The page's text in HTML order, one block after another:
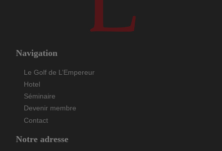
Navigation
Le Golf de L’Empereur
Hotel
Séminaire
Devenir membre
Contact
Notre adresse